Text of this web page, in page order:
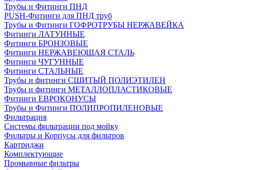
Трубы и Фитинги ПНД
PUSH-Фитинги для ПНД труб
Трубы и Фитинги ГОФРОТРУБЫ НЕРЖАВЕЙКА
Фитинги ЛАТУННЫЕ
Фитинги БРОНЗОВЫЕ
Фитинги НЕРЖАВЕЮЩАЯ СТАЛЬ
Фитинги ЧУГУННЫЕ
Фитинги СТАЛЬНЫЕ
Трубы и фитинги СШИТЫЙ ПОЛИЭТИЛЕН
Трубы и фитинги МЕТАЛЛОПЛАСТИКОВЫЕ
Фитинги ЕВРОКОНУСЫ
Трубы и Фитинги ПОЛИПРОПИЛЕНОВЫЕ
Фильтрация
Системы фильтрации под мойку
Фильтры и Корпусы для фильтров
Картриджи
Комплектующие
Промывные фильтры